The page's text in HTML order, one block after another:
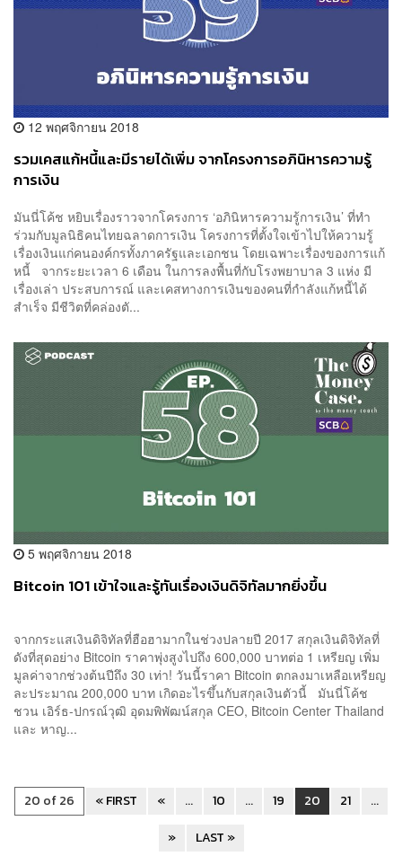
12 พฤศจิกายน 2018
รวมเคสแก้หนี้และมีรายได้เพิ่ม จากโครงการอภินิหารความรู้
การเงิน
มันนี่โค้ช หยิบเรื่องราวจากโครงการ ‘อภินิหารความรู้การเงิน’ ที่ทำ
ร่วมกับมูลนิธิคนไทยฉลาดการเงิน โครงการที่ตั้งใจเข้าไปให้ความรู้
เรื่องเงินแก่คนองค์กรทั้งภาครัฐและเอกชน โดยเฉพาะเรื่องของการแก้
หนี้ จากระยะเวลา 6 เดือน ในการลงพื้นที่กับโรงพยาบาล 3 แห่ง มี
เรื่องเล่า ประสบการณ์ และเคสทางการเงินของคนที่กำลังแก้หนี้ได้
สำเร็จ มีชีวิตที่คล่องตั...
5 พฤศจิกายน 2018
Bitcoin 101 เข้าใจและรู้ทันเรื่องเงินดิจิทัลมากยิ่งขึ้น
จากกระแสเงินดิจิทัลที่ฮือฮามากในช่วงปลายปี 2017 สกุลเงินดิจิทัลที่
ดังที่สุดอย่าง Bitcoin ราคาพุ่งสูงไปถึง 600,000 บาทต่อ 1 เหรียญ เพิ่ม
มูลค่าจากช่วงต้นปีถึง 30 เท่า! วันนี้ราคา Bitcoin ตกลงมาเหลือเหรียญ
ละประมาณ 200,000 บาท เกิดอะไรขึ้นกับสกุลเงินตัวนี้ มันนี่โค้ช
ชวน เอิร์ธ-ปกรณ์วุฒิ อุดมพิพัฒน์สกุล CEO, Bitcoin Center Thailand
และ หาญ...
20 of 26 « FIRST « ... 10 ... 19 20 21
...
»
LAST »